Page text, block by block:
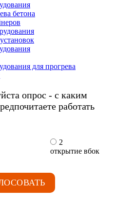
бетона
для прогрева
опрос - с каким
работать
2
открытие вбок